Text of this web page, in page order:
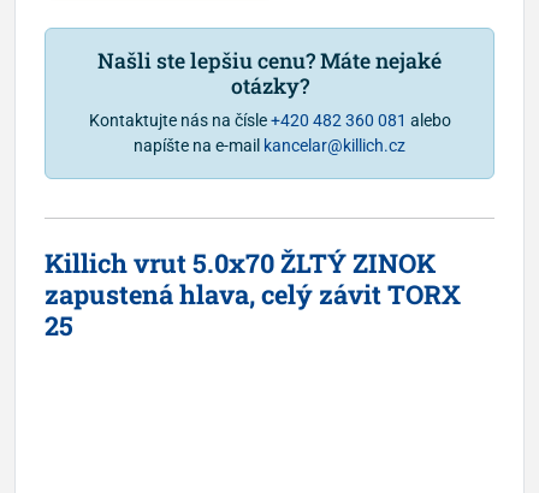
Našli ste lepšiu cenu? Máte nejaké
otázky?
Kontaktujte nás na čísle+420 482 360 081 alebo
napíšte na e-mail kancelar@killich.cz
Killich vrut 5.0x70 ŽLTÝ ZINOK
zapustená hlava, celý závit TORX
25